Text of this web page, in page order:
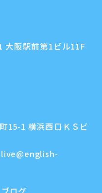
大阪駅前第1ビル11F
15-1 横浜西口ＫＳビ